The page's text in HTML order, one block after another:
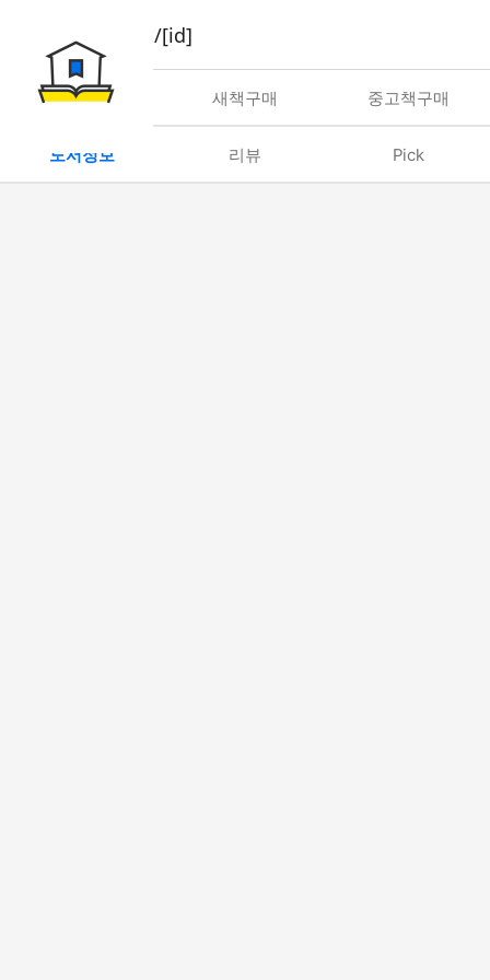
book/rent/[id]
대여 새책구매 중고책구매
도서정보 리뷰 Pick